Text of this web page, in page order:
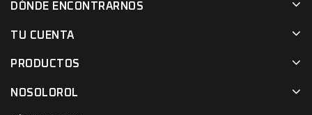
DÓNDE ENCONTRARNOS
TU CUENTA
PRODUCTOS
NOSOLOROL